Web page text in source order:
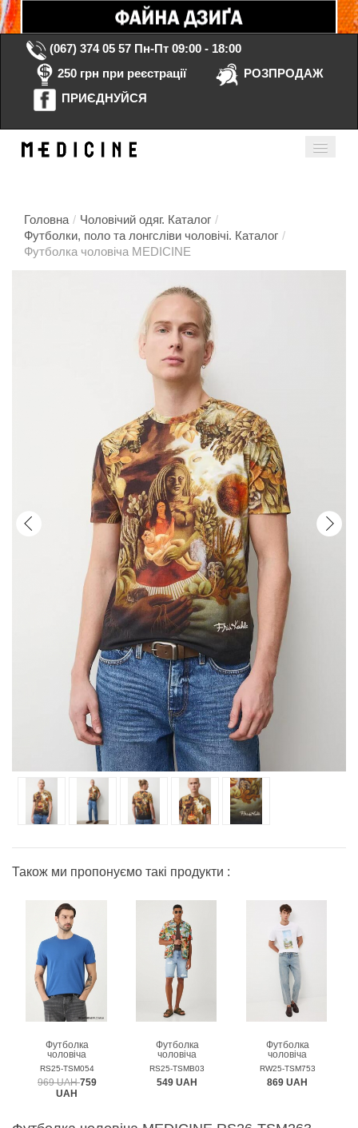
(067) 374 05 57 Пн-Пт 09:00 - 18:00
250 грн при реєстрації
РОЗПРОДАЖ
ПРИЄДНУЙСЯ
Головна / Чоловічий одяг. Каталог /
Футболки, поло та лонгсліви чоловічі. Каталог /
Футболка чоловіча MEDICINE
Також ми пропонуємо такі продукти :
Футболка
чоловіча
MEDICINE
RS25-TSM054
969 UAH759
UAH
Футболка
чоловіча
MEDICINE
RS25-TSMB03
549 UAH
Футболка
чоловіча
MEDICINE
RW25-TSM753
869 UAH